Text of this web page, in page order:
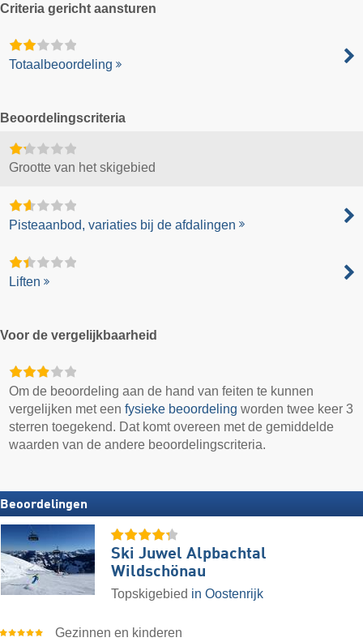
Criteria gericht aansturen
Totaalbeoordeling
Beoordelingscriteria
Grootte van het skigebied
Pisteaanbod, variaties bij de afdalingen
Liften
Voor de vergelijkbaarheid
Om de beoordeling aan de hand van feiten te kunnen
vergelijken met eenfysieke beoordeling worden twee keer 3
sterren toegekend. Dat komt overeen met de gemiddelde
waarden van de andere beoordelingscriteria.
Beoordelingen
Ski Juwel Alpbachtal
Wildschönau
Topskigebied in Oostenrijk
Gezinnen en kinderen